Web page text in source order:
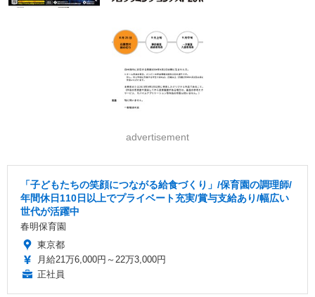
advertisement
「子どもたちの笑顔につながる給食づくり」/保育園の調理師/
年間休日110日以上でプライベート充実/賞与支給あり/幅広い
世代が活躍中
春明保育園
東京都
月給21万6,000円～22万3,000円
正社員